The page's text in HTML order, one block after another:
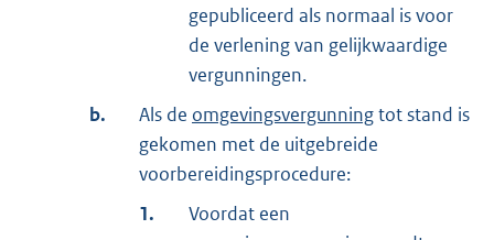
gepubliceerd als normaal is voor
de verlening van gelijkwaardige
vergunningen.
b.
Als de omgevingsvergunningtot stand is
gekomen met de uitgebreide
voorbereidingsprocedure:
1.
Voordat een